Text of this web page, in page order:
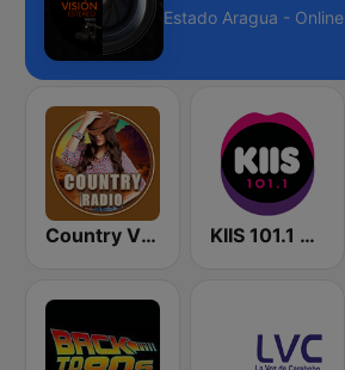
Estado Aragua - Online
Country Vibes KIIS 101.1 Melbourne